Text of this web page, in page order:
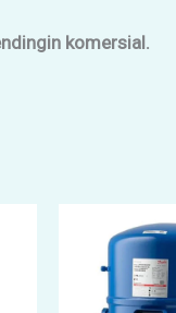
komersial.